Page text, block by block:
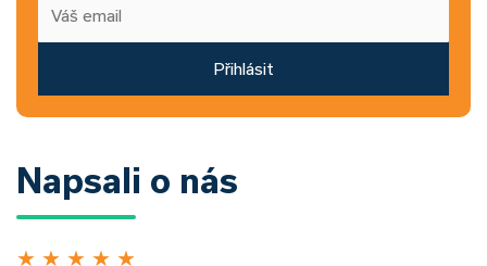
Přihlásit
Napsali o nás
★ ★ ★ ★ ★